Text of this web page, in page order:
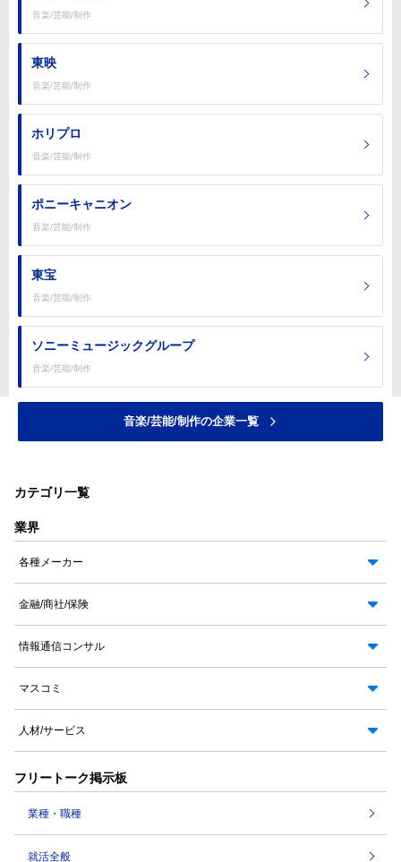
音楽/芸能/制作
東映
音楽/芸能/制作
ホリプロ
音楽/芸能/制作
ポニーキャニオン
音楽/芸能/制作
東宝
音楽/芸能/制作
ソニーミュージックグループ
音楽/芸能/制作
音楽/芸能/制作の企業一覧
カテゴリ一覧
業界
各種メーカー
金融/商社/保険
情報通信コンサル
マスコミ
人材/サービス
フリートーク掲示板
業種・職種
就活全般